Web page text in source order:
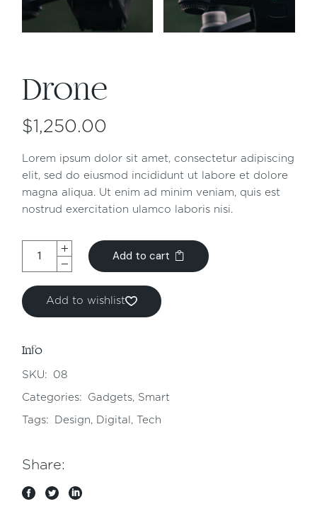
Drone
$1,250.00
Lorem ipsum dolor sit amet, consectetur adipiscing
elit, sed do eiusmod incididunt ut labore et dolore
magna aliqua. Ut enim ad minim veniam, quis est
nostrud exercitation ulamco laboris nisi.
Add to cart
Add to wishlist
Info
SKU: 08
Categories: Gadgets, Smart
Tags: Design, Digital , Tech
Share: